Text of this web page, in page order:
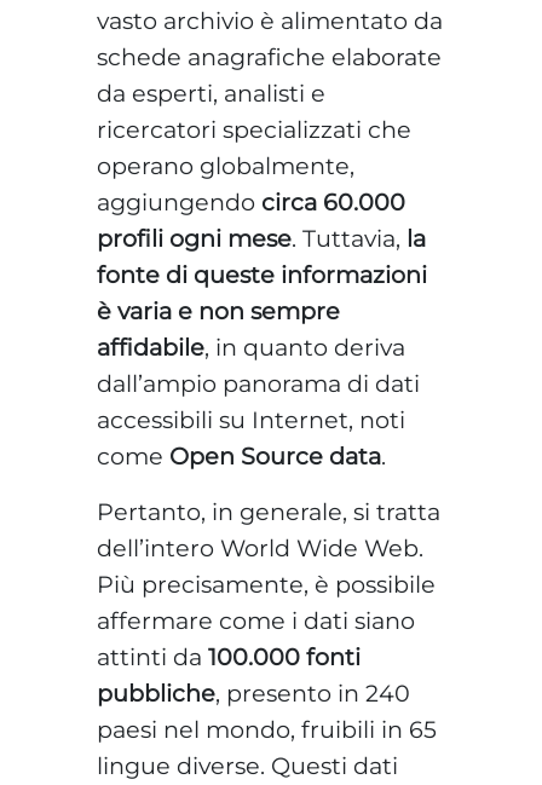
vasto archivio è alimentato da
schede anagrafiche elaborate
da esperti, analisti e
ricercatori specializzati che
operano globalmente,
aggiungendo circa 60.000
profili ogni mese. Tuttavia, la
fonte di queste informazioni
è varia e non sempre
affidabile, in quanto deriva
dall’ampio panorama di dati
accessibili su Internet, noti
come Open Source data.
Pertanto, in generale, si tratta
dell’intero World Wide Web.
Più precisamente, è possibile
affermare come i dati siano
attinti da 100.000 fonti
pubbliche, presento in 240
paesi nel mondo, fruibili in 65
lingue diverse. Questi dati